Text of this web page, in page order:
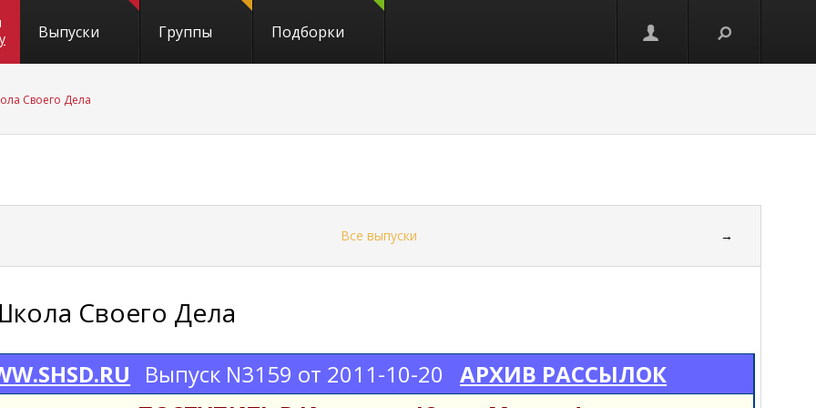
Выпуски Группы Подборки
Своего Дела
Все выпуски →
Своего Дела
Выпуск N3159 от 2011-10-20
АРХИВ РАССЫЛОК